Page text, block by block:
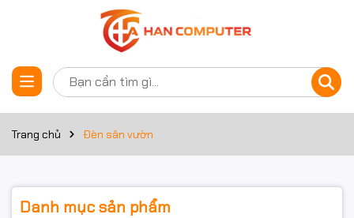
Trang chủ Đèn sân vườn
Danh mục sản phẩm